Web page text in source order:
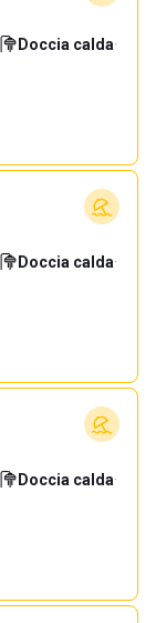
Doccia calda·
Doccia calda·
Doccia calda·